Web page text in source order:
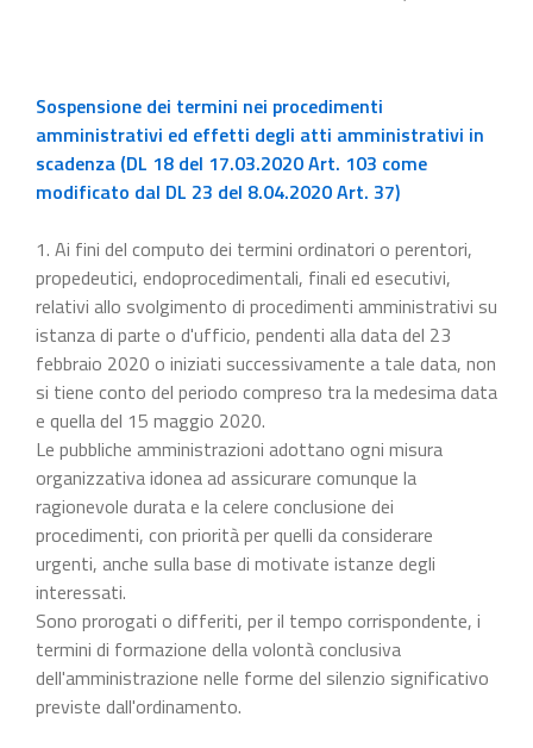
Sospensione dei termini nei procedimenti
amministrativi ed effetti degli atti amministrativi in
scadenza (DL 18 del 17.03.2020 Art. 103 come
modificato dal DL 23 del 8.04.2020 Art. 37)
1. Ai fini del computo dei termini ordinatori o perentori,
propedeutici, endoprocedimentali, finali ed esecutivi,
relativi allo svolgimento di procedimenti amministrativi su
istanza di parte o d'ufficio, pendenti alla data del 23
febbraio 2020 o iniziati successivamente a tale data, non
si tiene conto del periodo compreso tra la medesima data
e quella del 15 maggio 2020.
Le pubbliche amministrazioni adottano ogni misura
organizzativa idonea ad assicurare comunque la
ragionevole durata e la celere conclusione dei
procedimenti, con priorità per quelli da considerare
urgenti, anche sulla base di motivate istanze degli
interessati.
Sono prorogati o differiti, per il tempo corrispondente, i
termini di formazione della volontà conclusiva
dell'amministrazione nelle forme del silenzio significativo
previste dall'ordinamento.